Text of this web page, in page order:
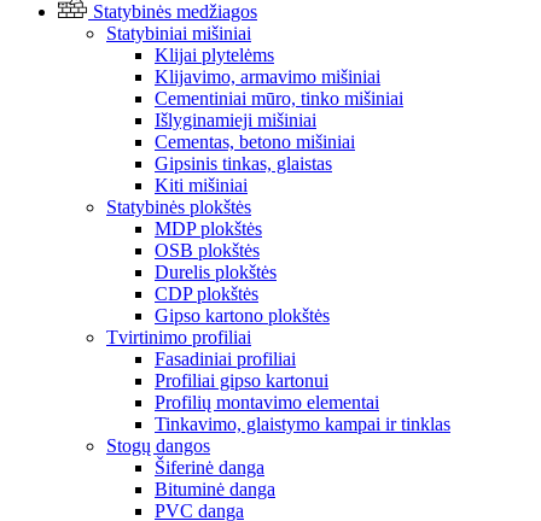
Statybinės medžiagos
Statybiniai mišiniai
Klijai plytelėms
Klijavimo, armavimo mišiniai
Cementiniai mūro, tinko mišiniai
Išlyginamieji mišiniai
Cementas, betono mišiniai
Gipsinis tinkas, glaistas
Kiti mišiniai
Statybinės plokštės
MDP plokštės
OSB plokštės
Durelis plokštės
CDP plokštės
Gipso kartono plokštės
Tvirtinimo profiliai
Fasadiniai profiliai
Profiliai gipso kartonui
Profilių montavimo elementai
Tinkavimo, glaistymo kampai ir tinklas
Stogų dangos
Šiferinė danga
Bituminė danga
PVC danga